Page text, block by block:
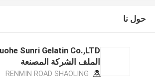
حول نا
الملف الشركة المصنعة
RENMIN ROAD SHAOLING